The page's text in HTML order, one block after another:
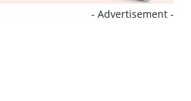
- Advertisement -